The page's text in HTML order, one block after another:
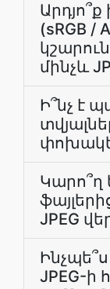
Արդյո՞ք
(sRGB /
մինչև
Ի՞նչ է
Կարո՞ղ
JPEG
JPEG-ի